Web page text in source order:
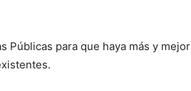
flecha
Públicas para que haya más y mejor